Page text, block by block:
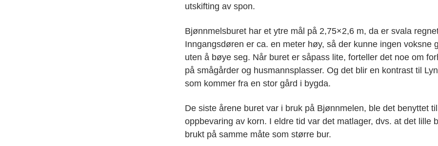
utskifting av spon.
Bjønnmelsburet har et ytre mål på 2,75×2,6 m, da er svala
Inngangsdøren er ca. en meter høy, så der kunne ingen voksne
uten å bøye seg. Når buret er såpass lite, forteller det noe om
på smågårder og husmannsplasser. Og det blir en kontrast til
som kommer fra en stor gård i bygda.
De siste årene buret var i bruk på Bjønnmelen, ble det benyttet til
oppbevaring av korn. I eldre tid var det matlager, dvs. at det lille
brukt på samme måte som større bur.